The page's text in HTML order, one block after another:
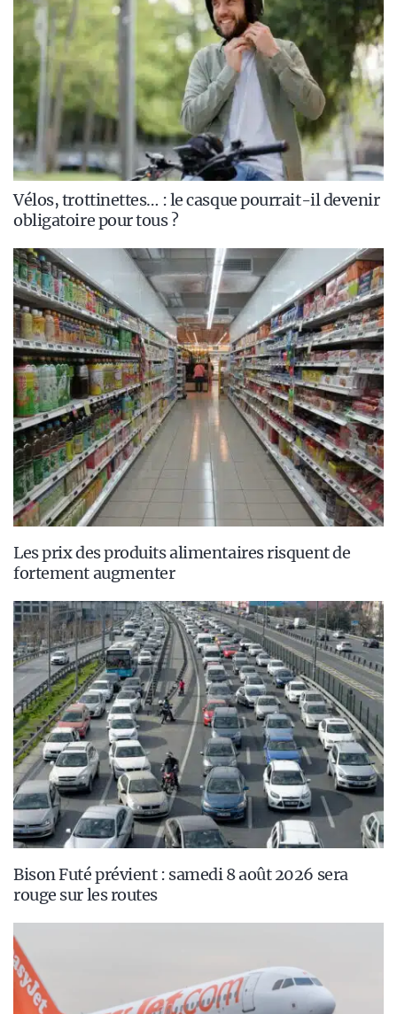
Vélos, trottinettes… : le casque pourrait-il devenir
obligatoire pour tous ?
Les prix des produits alimentaires risquent de
fortement augmenter
Bison Futé prévient : samedi 8 août 2026 sera
rouge sur les routes